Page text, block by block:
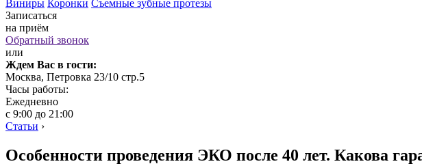
Виниры Коронки Съемные зубные протезы
Записаться
на приём
Обратный звонок
или
Ждем Вас в гости:
Москва, Петровка 23/10 стр.5
Часы работы:
Ежедневно
с 9:00 до 21:00
Статьи ›
Особенности проведения ЭКО после 40 лет. Какова